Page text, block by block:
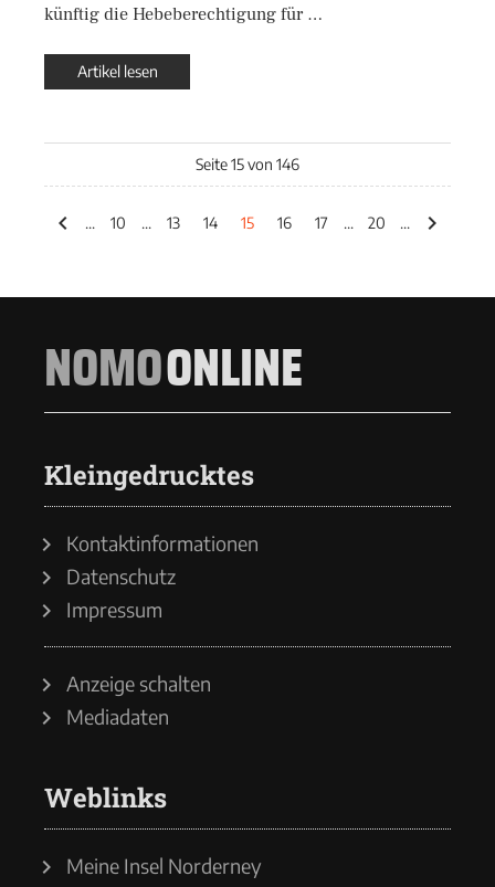
künftig die Hebeberechtigung für …
Artikel lesen
Seite 15 von 146
... 10 ... 13 14 15 16 17 ... 20 ...
NOMOONLINE
Kleingedrucktes
Kontaktinformationen
Datenschutz
Impressum
Anzeige schalten
Mediadaten
Weblinks
Meine Insel Norderney